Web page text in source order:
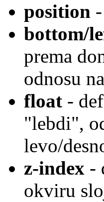
position
bottom/
prema
odnosu
float -
"lebdi",
levo/
z-index -
okviru